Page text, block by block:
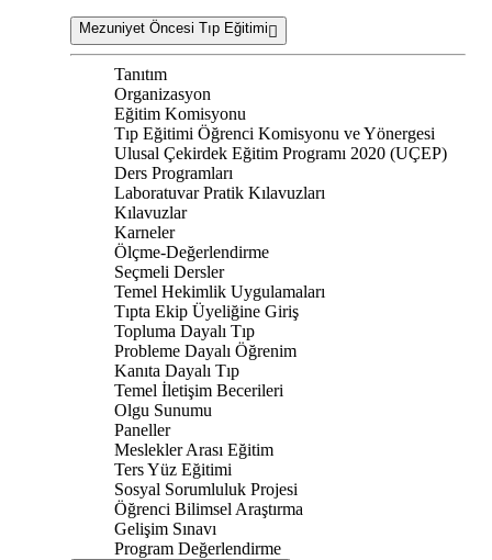
Mezuniyet Öncesi Tıp Eğitimi
Tanıtım
Organizasyon
Eğitim Komisyonu
Tıp Eğitimi Öğrenci Komisyonu ve Yönergesi
Ulusal Çekirdek Eğitim Programı 2020 (UÇEP)
Ders Programları
Laboratuvar Pratik Kılavuzları
Kılavuzlar
Karneler
Ölçme-Değerlendirme
Seçmeli Dersler
Temel Hekimlik Uygulamaları
Tıpta Ekip Üyeliğine Giriş
Topluma Dayalı Tıp
Probleme Dayalı Öğrenim
Kanıta Dayalı Tıp
Temel İletişim Becerileri
Olgu Sunumu
Paneller
Meslekler Arası Eğitim
Ters Yüz Eğitimi
Sosyal Sorumluluk Projesi
Öğrenci Bilimsel Araştırma
Gelişim Sınavı
Program Değerlendirme